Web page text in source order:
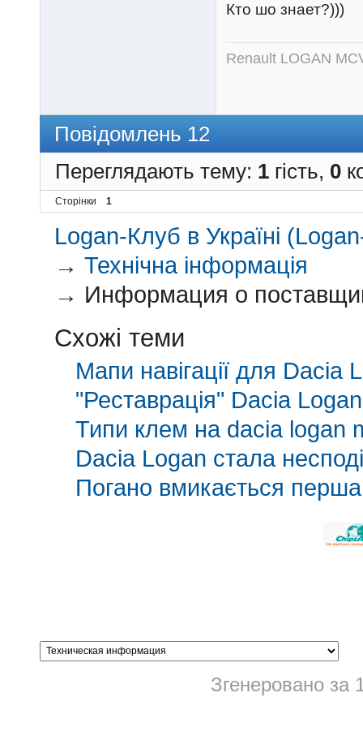
Кто шо знает?)))
Renault LOGAN
Повідомлень 12
Переглядають тему: 1 гість, 0
Сторінки 1
Logan-Клуб в Україні
→Технічна інформація
→ Информация о
Схожі теми
Мапи навігації для Dacia
"Реставрація" Dacia
Типи клем на dacia logan
Dacia Logan стала
Погано вмикається
Згенеровано за